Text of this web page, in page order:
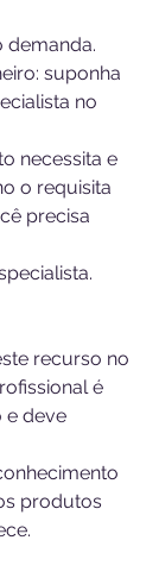
demanda.
suponha
no
necessita e
o requisita
precisa
recurso no
é
e deve
produtos